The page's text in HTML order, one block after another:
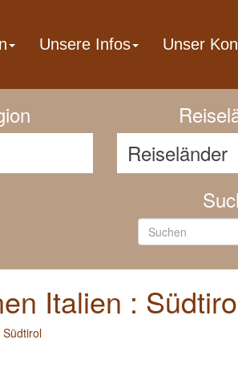
Italien :
Südtirol
Unsere Infos Unser